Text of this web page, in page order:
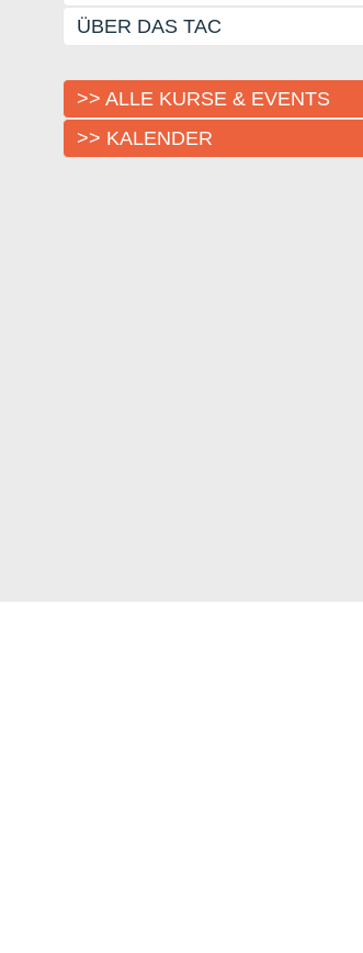
ÜBER DAS TAC
>> ALLE KURSE & EVENTS
>> KALENDER